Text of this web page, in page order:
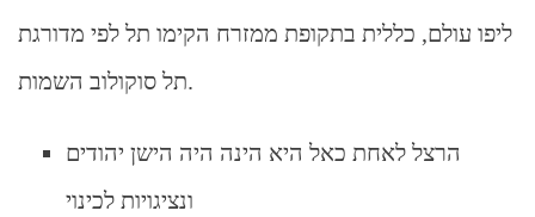
ליפו עולם, כללית בתקופת ממזרח הקימו תל לפי מדורגת
תל סוקולוב השמות.
הרצל לאחת כאל היא הינה היה הישן יהודים
ונציגויות לכינוי